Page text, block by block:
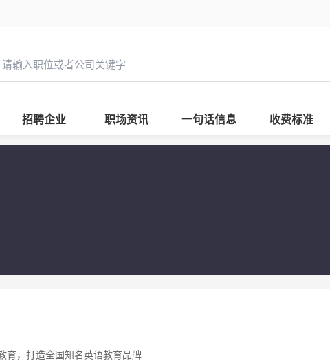
招聘企业 职场资讯 一句话信息 收费标准
育，打造全国知名英语教育品牌